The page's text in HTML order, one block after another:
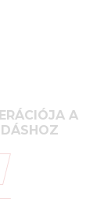
A